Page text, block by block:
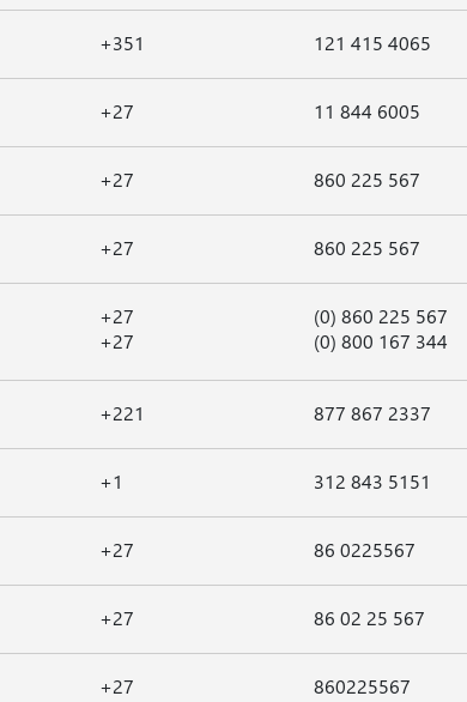
+351 121 415 4065
+27 11 844 6005
+27 860 225 567
+27 860 225 567
+27
+27
(0) 860 225 567
(0) 800 167 344
+221 877 867 2337
+1 312 843 5151
+27 86 0225567
+27 86 02 25 567
+27 860225567